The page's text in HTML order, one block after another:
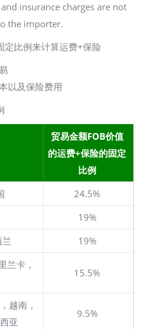
insurance charges are not
the importer.
定比例来计算运费+保险
以及保险费用
贸易金额FOB价值
的运费+保险的固定
比例
24.5%
19%
19%
兰卡，
15.5%
越南，
亚
9.5%